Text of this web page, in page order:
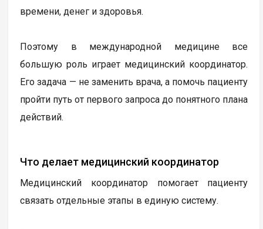
времени, денег и здоровья.
Поэтому в международной медицине все
большую роль играет медицинский координатор.
Его задача — не заменить врача, а помочь пациенту
пройти путь от первого запроса до понятного плана
действий.
Что делает медицинский координатор
Медицинский координатор помогает пациенту
связать отдельные этапы в единую систему.